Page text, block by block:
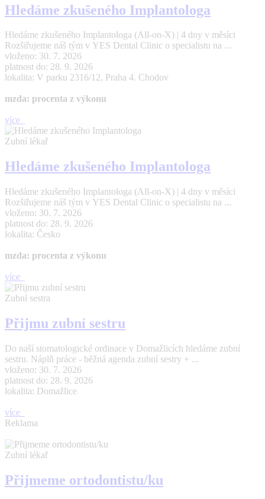
Hledáme zkušeného Implantologa
Hledáme zkušeného Implantologa (All-on-X) | 4 dny v měsíci
Rozšiřujeme náš tým v YES Dental Clinic o specialistu na ...
vloženo: 30. 7. 2026
platnost do: 28. 9. 2026
lokalita: V parku 2316/12, Praha 4. Chodov
mzda: procenta z výkonu
více
Zubní lékař
Hledáme zkušeného Implantologa
Hledáme zkušeného Implantologa (All-on-X) | 4 dny v měsíci
Rozšiřujeme náš tým v YES Dental Clinic o specialistu na ...
vloženo: 30. 7. 2026
platnost do: 28. 9. 2026
lokalita: Česko
mzda: procenta z výkonu
více
Zubní sestra
Přijmu zubní sestru
Do naší stomatologické ordinace v Domažlicích hledáme zubní
sestru. Náplň práce - běžná agenda zubní sestry + ...
vloženo: 30. 7. 2026
platnost do: 28. 9. 2026
lokalita: Domažlice
více
Reklama
Zubní lékař
Přijmeme ortodontistu/ku